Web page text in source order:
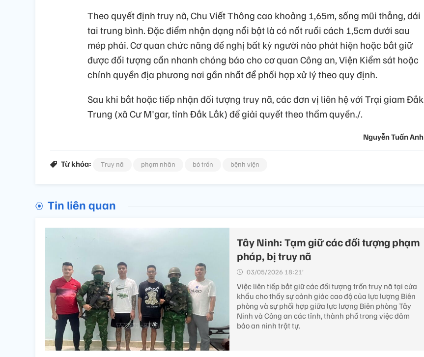
Theo quyết định truy nã, Chu Viết Thông cao khoảng 1,65m, sống mũi thẳng, dái
tai trung bình. Đặc điểm nhận dạng nổi bật là có nốt ruồi cách 1,5cm dưới sau
mép phải. Cơ quan chức năng đề nghị bất kỳ người nào phát hiện hoặc bắt giữ
được đối tượng cần nhanh chóng báo cho cơ quan Công an, Viện Kiểm sát hoặc
chính quyền địa phương nơi gần nhất để phối hợp xử lý theo quy định.
Sau khi bắt hoặc tiếp nhận đối tượng truy nã, các đơn vị liên hệ với Trại giam Đắk
Trung (xã Cư M'gar, tỉnh Đắk Lắk) để giải quyết theo thẩm quyền./.
Nguyễn Tuấn Anh
Từ khóa: Truy nã phạm nhân bỏ trốn bệnh viện
Tin liên quan
Tây Ninh: Tạm giữ các đối tượng phạm
pháp, bị truy nã
03/05/2026 18:21’
Việc liên tiếp bắt giữ các đối tượng trốn truy nã tại cửa
khẩu cho thấy sự cảnh giác cao độ của lực lượng Biên
phòng và sự phối hợp giữa lực lượng Biên phòng Tây
Ninh và Công an các tỉnh, thành phố trong việc đảm
bảo an ninh trật tự.